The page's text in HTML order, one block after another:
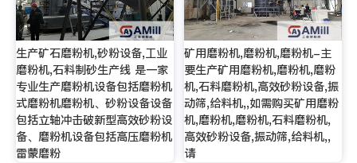
生产矿石磨粉机,砂粉设备,工业
磨粉机,石料制砂生产线 是一家
专业生产磨粉机设备包括磨粉机
式磨粉机磨粉机、砂粉设备设备
包括立轴冲击破新型高效砂粉设
备、磨粉机设备包括高压磨粉机
雷蒙磨粉
矿用磨粉机,磨粉机,磨粉机-主
要生产矿用磨粉机,磨粉机,磨粉
机,石料磨粉机,高效砂粉设备,振
动筛,给料机,,如需购买矿用磨粉
机,磨粉机,磨粉机,石料磨粉机,
高效砂粉设备,振动筛,给料机,,
请